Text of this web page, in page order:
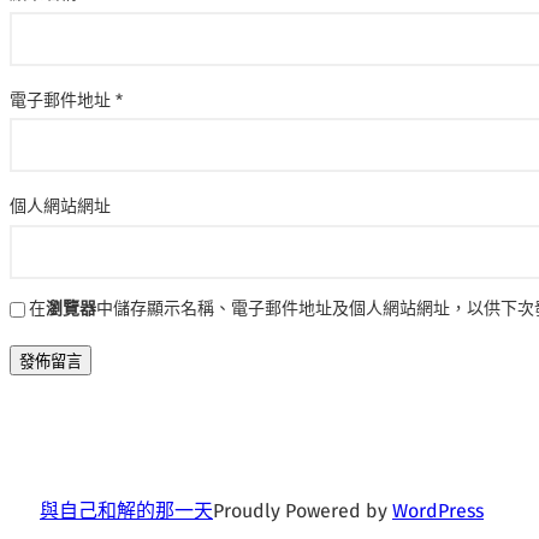
電子郵件地址 *
個人網站網址
在瀏覽器中儲存顯示名稱、電子郵件地址及個人網站網址，以供下次
與自己和解的那一天Proudly Powered by WordPress